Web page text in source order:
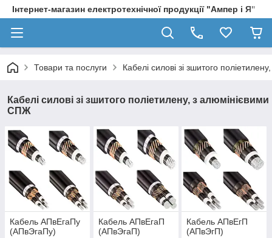
Інтернет-магазин електротехнічної продукції "Ампер і Я"
Товари та послуги Кабелі силові зі зшитого
Кабелі силові зі зшитого поліетилену, з алюмінієвими
СПЖ
Кабель АПвЕгаПу
(АПвЭгаПу)
Кабель АПвЕгаП
(АПвЭгаП)
Кабель АПвЕгП
(АПвЭгП)